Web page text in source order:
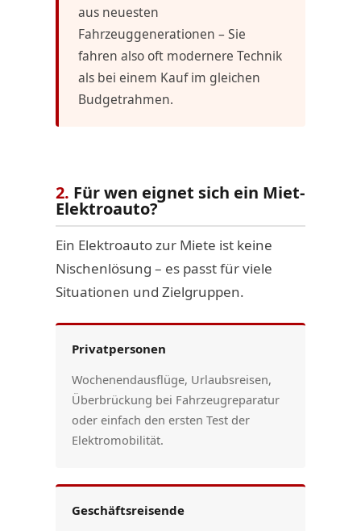
aus neuesten
Fahrzeuggenerationen – Sie
fahren also oft modernere Technik
als bei einem Kauf im gleichen
Budgetrahmen.
2. Für wen eignet sich ein Miet-
Elektroauto?
Ein Elektroauto zur Miete ist keine
Nischenlösung – es passt für viele
Situationen und Zielgruppen.
Privatpersonen
Wochenendausflüge, Urlaubsreisen,
Überbrückung bei Fahrzeugreparatur
oder einfach den ersten Test der
Elektromobilität.
Geschäftsreisende